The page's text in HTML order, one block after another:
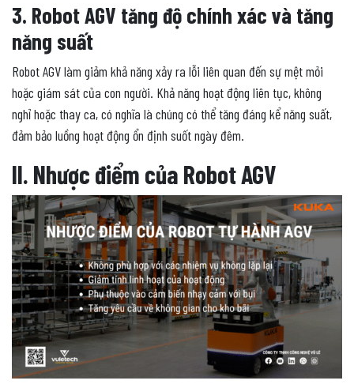
3. Robot AGV tăng độ chính xác và tăng
năng suất
Robot AGV làm giảm khả năng xảy ra lỗi liên quan đến sự mệt mỏi
hoặc giám sát của con người. Khả năng hoạt động liên tục, không
nghỉ hoặc thay ca, có nghĩa là chúng có thể tăng đáng kể năng suất,
đảm bảo luồng hoạt động ổn định suốt ngày đêm.
II. Nhược điểm của Robot AGV